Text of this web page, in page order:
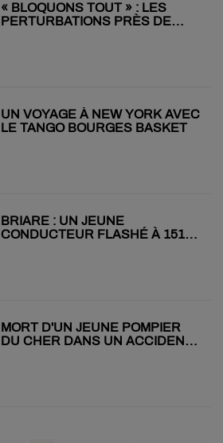
« BLOQUONS TOUT » : LES
PERTURBATIONS PRÈS DE
UN VOYAGE À NEW YORK AVEC
LE TANGO BOURGES BASKET
BRIARE : UN JEUNE
CONDUCTEUR FLASHÉ À 151
MORT D'UN JEUNE POMPIER
DU CHER DANS UN ACCIDENT